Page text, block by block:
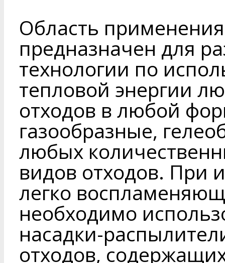
Область
предназначен для
технологии по
тепловой энергии
отходов в любой
газообразные,
любых
видов отходов. При
легко
необходимо
насадки-
отходов,